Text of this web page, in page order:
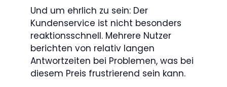
Und um ehrlich zu sein: Der
Kundenservice ist nicht besonders
reaktionsschnell. Mehrere Nutzer
berichten von relativ langen
Antwortzeiten bei Problemen, was bei
diesem Preis frustrierend sein kann.